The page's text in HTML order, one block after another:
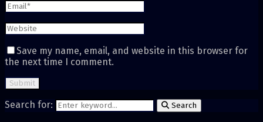
Save my name, email, and website in this browser for
the next time I comment.
Search for: Search